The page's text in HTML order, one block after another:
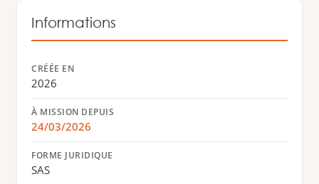
Informations
CRÉÉE EN
2026
À MISSION DEPUIS
24/03/2026
FORME JURIDIQUE
SAS